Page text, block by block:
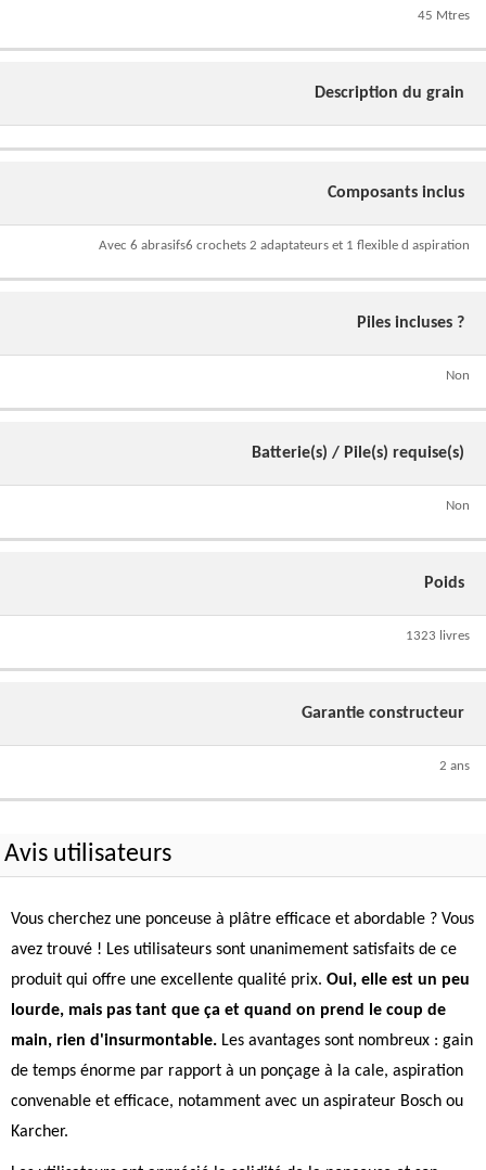
45 Mtres
Description du grain
Composants inclus
Avec 6 abrasifs6 crochets 2 adaptateurs et 1 flexible d aspiration
Piles incluses ?
Non
Batterie(s) / Pile(s) requise(s)
Non
Poids
1323 livres
Garantie constructeur
2 ans
Avis utilisateurs
Vous cherchez une ponceuse à plâtre efficace et abordable ? Vous
avez trouvé ! Les utilisateurs sont unanimement satisfaits de ce
produit qui offre une excellente qualité prix. Oui, elle est un peu
lourde, mais pas tant que ça et quand on prend le coup de
main, rien d'insurmontable. Les avantages sont nombreux : gain
de temps énorme par rapport à un ponçage à la cale, aspiration
convenable et efficace, notamment avec un aspirateur Bosch ou
Karcher.